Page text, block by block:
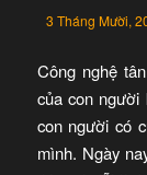
3 Tháng Mười,
Công nghệ
của con người
con người có
mình. Ngày